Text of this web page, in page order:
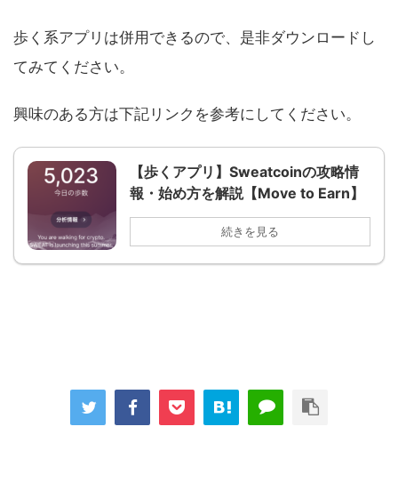
歩く系アプリは併用できるので、是非ダウンロードし
てみてください。
興味のある方は下記リンクを参考にしてください。
【歩くアプリ】Sweatcoinの攻略情
報・始め方を解説【Move to Earn】
続きを見る